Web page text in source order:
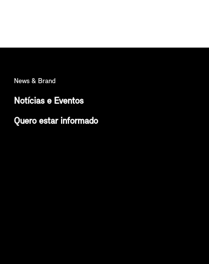
News & Brand
Notícias e Eventos
Quero estar informado